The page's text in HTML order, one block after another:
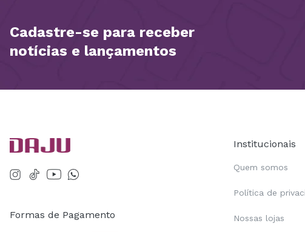
Cadastre-se para receber
notícias e lançamentos
Formas de Pagamento
Institucionais
Quem somos
Política de
Nossas lojas